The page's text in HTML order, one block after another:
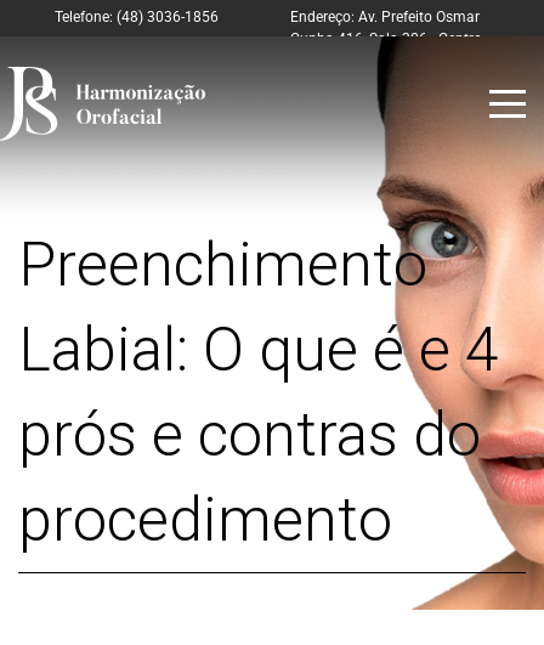
Telefone: (48) 3036-1856
Endereço: Av. Prefeito Osmar
Cunha 416, Sala 306 - Centro
Florianópolis – SC
Preenchimento
Labial: O que é e 4
prós e contras do
procedimento